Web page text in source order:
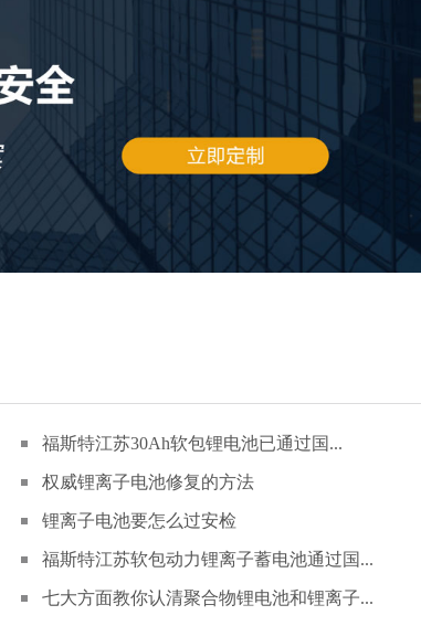
福斯特江苏30Ah软包锂电池已通过国...
权威锂离子电池修复的方法
锂离子电池要怎么过安检
福斯特江苏软包动力锂离子蓄电池通过国...
七大方面教你认清聚合物锂电池和锂离子...